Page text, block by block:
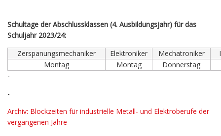
Schultage der Abschlussklassen (4. Ausbildungsjahr) für das
Schuljahr 2023/24:
Zerspanungsmechaniker
Elektroniker Mechatroniker
Montag
Montag
Donnerstag
-
-
Archiv: Blockzeiten für industrielle Metall- und Elektroberufe der
vergangenen Jahre